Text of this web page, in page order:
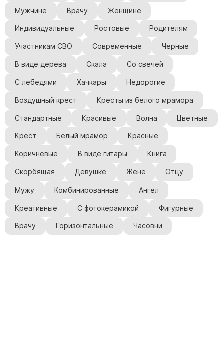
Мужчине Врачу Женщине
Индивидуальные Ростовые Родителям
Участникам СВО Современные Черные
В виде дерева Скала Со свечей
С лебедями Хачкары Недорогие
Воздушный крест Кресты из белого мрамора
Стандартные Красивые Волна Цветные
Крест Белый мрамор Красные
Коричневые В виде гитары Книга
Скорбящая Девушке Жене Отцу
Мужу Комбинированные Ангел
Креативные С фотокерамикой Фигурные
Врачу Горизонтальные Часовни